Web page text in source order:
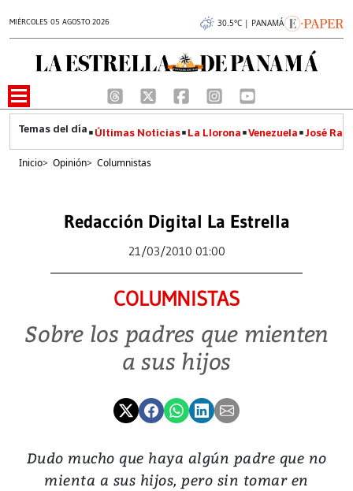
MIÉRCOLES 05 AGOSTO 2026 30.5°C | PANAMÁ
Últimas Noticias La Llorona Venezuela José
Inicio> Opinión> Columnistas
Redacción Digital La Estrella
21/03/2010 01:00
COLUMNISTAS
Sobre los padres que mienten
a sus hijos
Dudo mucho que haya algún padre que no
mienta a sus hijos, pero sin tomar en